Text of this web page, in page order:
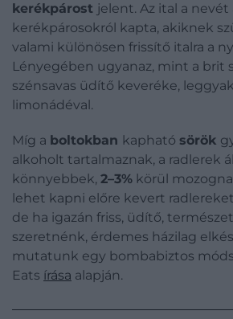
kerékpárost jelent. Az ital a nevét
kerékpárosokról kapta, akiknek
valami különösen frissítő italra a
Lényegében ugyanaz, mint a brit
szénsavas üdítő keveréke,
limonádéval.
Míg a boltokban kapható sörök
alkoholt tartalmaznak, a radlerek
könnyebbek, 2–3% körül
lehet kapni előre kevert
de ha igazán friss, üdítő,
szeretnénk, érdemes házilag
mutatunk egy bombabiztos
Eats írása alapján.